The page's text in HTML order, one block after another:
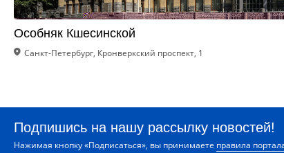
Особняк Кшесинской
Санкт-Петербург, Кронверкский проспект, 1
Подпишись на нашу рассылку новостей!
Нажимая кнопку «Подписаться», вы принимаете правила